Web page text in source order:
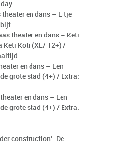
theater en dans – Eitje
theater en dans – Keti
Keti Koti (XL/ 12+) /
en dans – Een
grote stad (4+) / Extra:
en dans – Een
grote stad (4+) / Extra:
construction’. De